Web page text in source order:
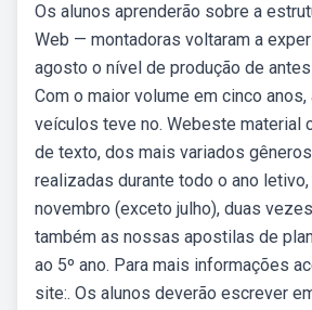
Os alunos aprenderão sobre a
Web — montadoras voltaram a
agosto o nível de produção de
Com o maior volume em cinco anos,
veículos teve no. Webeste material
de texto, dos mais variados
realizadas durante todo o ano
novembro (exceto julho), duas
também as nossas apostilas de
ao 5º ano. Para mais informações
site:. Os alunos deverão escrever